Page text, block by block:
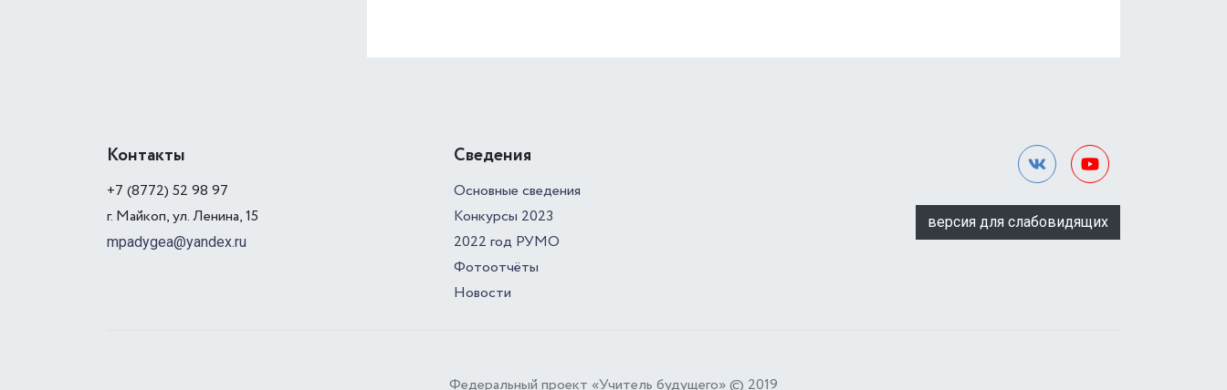
Контакты
+7 (8772) 52 98 97
г. Майкоп, ул. Ленина, 15
mpadygea@yandex.ru
Сведения
Основные сведения
Конкурсы 2023
2022 год РУМО
Фотоотчёты
Новости
версия для слабовидящих
Федеральный проект «Учитель будущего» © 2019